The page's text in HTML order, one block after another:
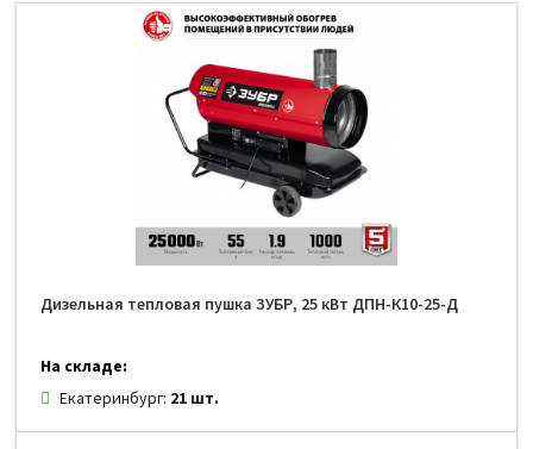
Дизельная тепловая пушка ЗУБР, 25 кВт ДПН-К10-25-Д
На складе:
Екатеринбург: 21 шт.